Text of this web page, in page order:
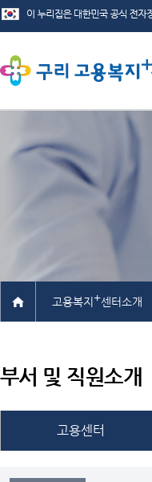
고용복지 +센터소개
부서 및 직원소개
고용센터